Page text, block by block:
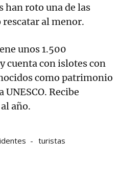
han roto una de las
al menor.
unos 1.500
cuenta con islotes con
como patrimonio
Recibe
año.
turistas